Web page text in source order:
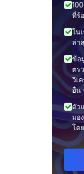
ที่ร้
ใน
ล่า
ข้อ
ตร
วิเ
อื่น
ตัว
มอ
โด